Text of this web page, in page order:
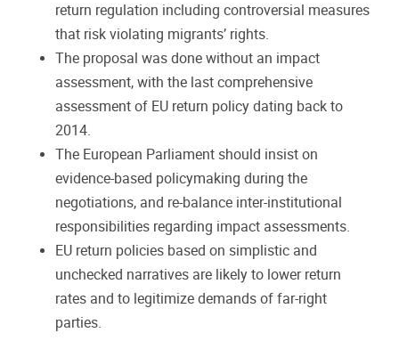
return regulation including controversial measures
that risk violating migrants’ rights.
The proposal was done without an impact
assessment, with the last comprehensive
assessment of EU return policy dating back to
2014.
The European Parliament should insist on
evidence-based policymaking during the
negotiations, and re-balance inter-institutional
responsibilities regarding impact assessments.
EU return policies based on simplistic and
unchecked narratives are likely to lower return
rates and to legitimize demands of far-right
parties.